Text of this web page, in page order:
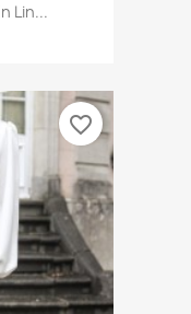
Lin...
favorite_border